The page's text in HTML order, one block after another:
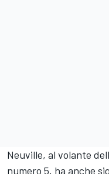
Neuville, al volante
numero 5, ha anche